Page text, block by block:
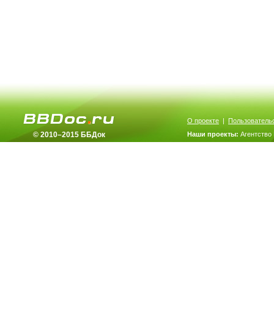
© 2010–2015 ББДок
О проекте |
Наши проекты: